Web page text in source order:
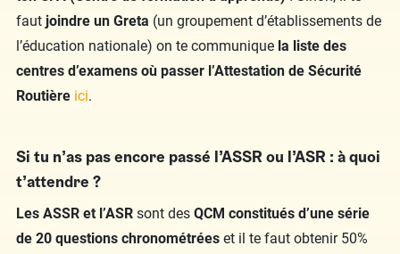
faut joindre un Greta (un groupement d’établissements de
l’éducation nationale) on te communique la liste des
centres d’examens où passer l’Attestation de Sécurité
Routière ici.
Si tu n’as pas encore passé l’ASSR ou l’ASR : à quoi
t’attendre ?
Les ASSR et l’ASR sont des QCM constitués d’une série
de 20 questions chronométrées et il te faut obtenir 50%